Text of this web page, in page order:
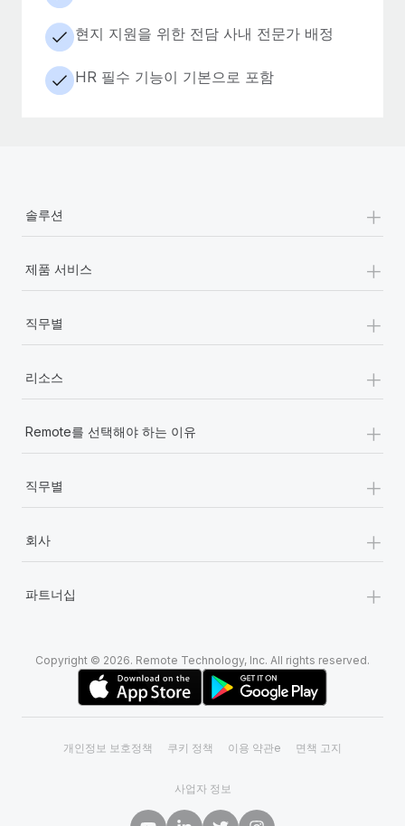
현지 지원을 위한 전담 사내 전문가 배정
HR 필수 기능이 기본으로 포함
솔루션 +
제품 서비스 +
직무별 +
리소스 +
Remote를 선택해야 하는 이유 +
직무별 +
회사 +
파트너십 +
Copyright © 2026. Remote Technology, Inc. All rights reserved.
개인정보 보호정책 쿠키 정책 이용 약관e 면책 고지
사업자 정보